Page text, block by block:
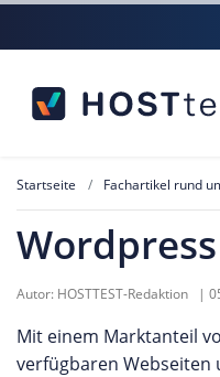
Startseite Fachartikel rund
Autor: HOSTTEST-Redaktion |
Mit einem Marktanteil
verfügbaren